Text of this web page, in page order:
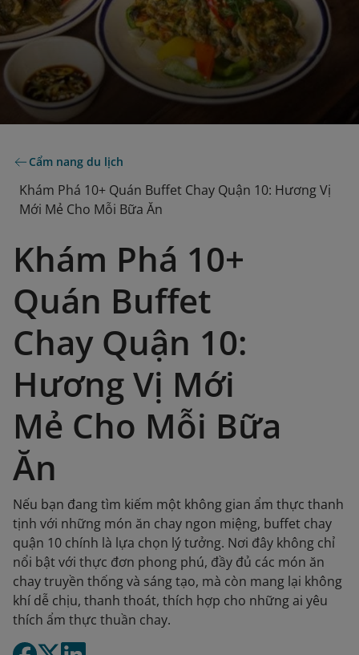
Cẩm nang du lịch
Khám Phá 10+ Quán Buffet Chay Quận 10: Hương Vị
Mới Mẻ Cho Mỗi Bữa Ăn
Khám Phá 10+
Quán Buffet
Chay Quận 10:
Hương Vị Mới
Mẻ Cho Mỗi Bữa
Ăn
Nếu bạn đang tìm kiếm một không gian ẩm thực thanh
tịnh với những món ăn chay ngon miệng, buffet chay
quận 10 chính là lựa chọn lý tưởng. Nơi đây không chỉ
nổi bật với thực đơn phong phú, đầy đủ các món ăn
chay truyền thống và sáng tạo, mà còn mang lại không
khí dễ chịu, thanh thoát, thích hợp cho những ai yêu
thích ẩm thực thuần chay.